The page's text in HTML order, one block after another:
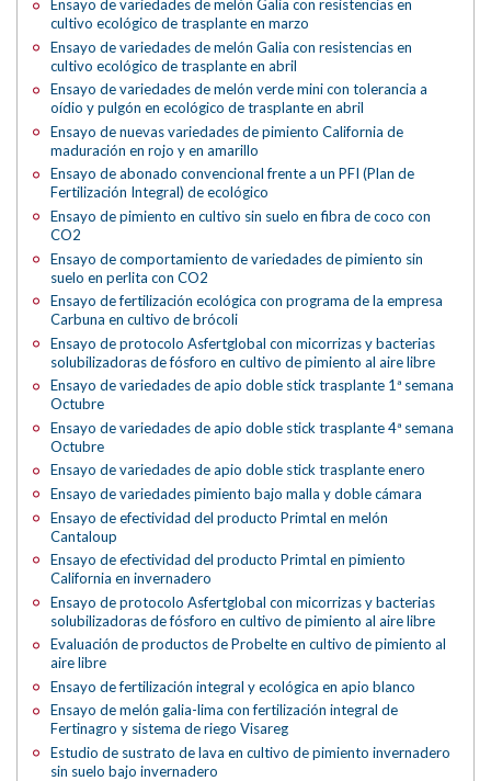
Ensayo de variedades de melón Galia con resistencias en
cultivo ecológico de trasplante en marzo
Ensayo de variedades de melón Galia con resistencias en
cultivo ecológico de trasplante en abril
Ensayo de variedades de melón verde mini con tolerancia a
oídio y pulgón en ecológico de trasplante en abril
Ensayo de nuevas variedades de pimiento California de
maduración en rojo y en amarillo
Ensayo de abonado convencional frente a un PFI (Plan de
Fertilización Integral) de ecológico
Ensayo de pimiento en cultivo sin suelo en fibra de coco con
CO2
Ensayo de comportamiento de variedades de pimiento sin
suelo en perlita con CO2
Ensayo de fertilización ecológica con programa de la empresa
Carbuna en cultivo de brócoli
Ensayo de protocolo Asfertglobal con micorrizas y bacterias
solubilizadoras de fósforo en cultivo de pimiento al aire libre
Ensayo de variedades de apio doble stick trasplante 1ª semana
Octubre
Ensayo de variedades de apio doble stick trasplante 4ª semana
Octubre
Ensayo de variedades de apio doble stick trasplante enero
Ensayo de variedades pimiento bajo malla y doble cámara
Ensayo de efectividad del producto Primtal en melón
Cantaloup
Ensayo de efectividad del producto Primtal en pimiento
California en invernadero
Ensayo de protocolo Asfertglobal con micorrizas y bacterias
solubilizadoras de fósforo en cultivo de pimiento al aire libre
Evaluación de productos de Probelte en cultivo de pimiento al
aire libre
Ensayo de fertilización integral y ecológica en apio blanco
Ensayo de melón galia-lima con fertilización integral de
Fertinagro y sistema de riego Visareg
Estudio de sustrato de lava en cultivo de pimiento invernadero
sin suelo bajo invernadero